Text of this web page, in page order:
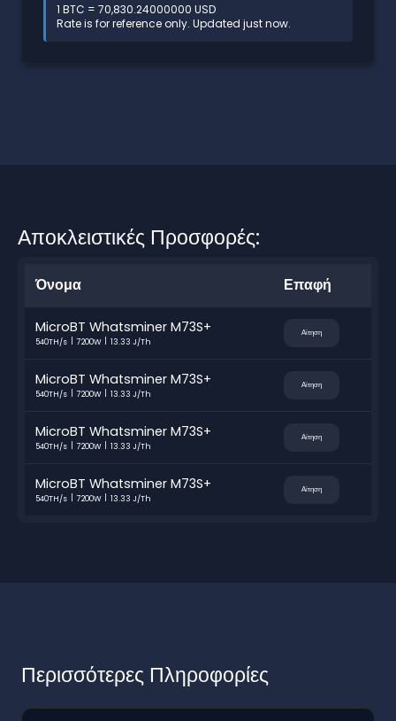
1 BTC = 70,830.24000000 USD
Rate is for reference only. Updated just now.
Αποκλειστικές Προσφορές:
Όνομα Επαφή
MicroBT Whatsminer M73S+
540TH/s 7200W 13.33 J/Th
Αίτηση
MicroBT Whatsminer M73S+
540TH/s 7200W 13.33 J/Th
Αίτηση
MicroBT Whatsminer M73S+
540TH/s 7200W 13.33 J/Th
Αίτηση
MicroBT Whatsminer M73S+
540TH/s 7200W 13.33 J/Th
Αίτηση
Περισσότερες Πληροφορίες